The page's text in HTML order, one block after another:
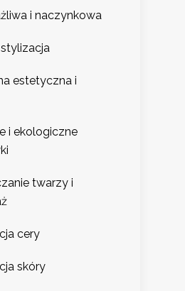
i naczynkowa
estetyczna i
i ekologiczne
twarzy i
cery
skóry